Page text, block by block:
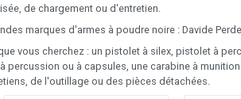
de chargement ou d'entretien.
marques d'armes à poudre noire : Davide
vous cherchez : un pistolet à silex, pistolet à
percussion ou à capsules, une carabine à
de l'outillage ou des pièces détachées.